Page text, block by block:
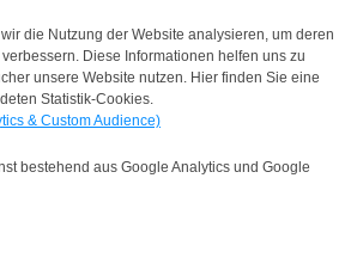
die Nutzung der Website analysieren, um deren
Diese Informationen helfen uns zu
unsere Website nutzen. Hier finden Sie eine
Statistik-Cookies.
& Custom Audience)
bestehend aus Google Analytics und Google